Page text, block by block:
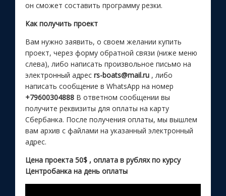
он сможет составить программу резки.
Как получить проект
Вам нужно заявить, о своем желании купить
проект, через форму обратной связи (ниже меню
слева), либо написать произвольное письмо на
электронный адрес rs-boats@mail.ru , либо
написать сообщение в WhatsApp на номер
+79600304888 В ответном сообщении вы
получите реквизиты для оплаты на карту
Сбербанка. После получения оплаты, мы вышлем
вам архив с файлами на указанный электронный
адрес.
Цена проекта 50$ , оплата в рублях по курсу
Центробанка на день оплаты